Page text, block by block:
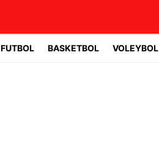
FUTBOL BASKETBOL VOLEYBOL